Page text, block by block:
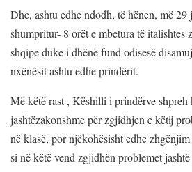
Dhe, ashtu edhe ndodh, të hënen, më
shumpritur- 8 orët e mbetura të italishtes
shqipe duke i dhënë fund odisesë
nxënësit ashtu edhe prindërit.
Më këtë rast , Këshilli i prindërve shpreh
jashtëzakonshme për zgjidhjen e këtij
në klasë, por njëkohësisht edhe
si në këtë vend zgjidhën problemet